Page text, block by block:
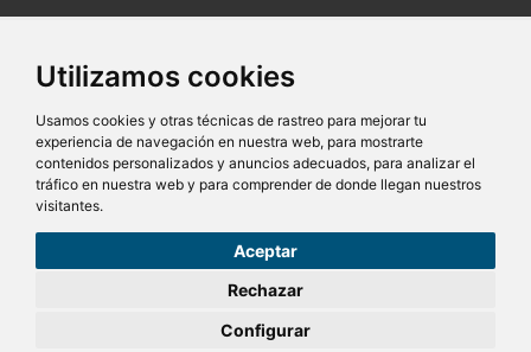
Utilizamos cookies
Usamos cookies y otras técnicas de rastreo para mejorar tu
experiencia de navegación en nuestra web, para mostrarte
contenidos personalizados y anuncios adecuados, para analizar el
tráfico en nuestra web y para comprender de donde llegan nuestros
visitantes.
Aceptar
Rechazar
Configurar
52,50€
RESERVAR
Quiénes Somos Condiciones Generales-Privacidad
sobre cookies|Ayudas
SG Entornos Turísticos S.L. Av. Vila Verde Cidade de Portugal, 25 Bajo. Lugo 27002 – España
- Licencia Agencia de viajes
- C.I.F.
B-27413228
Todos los derechos reservados